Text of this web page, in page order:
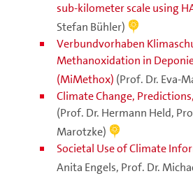
sub-kilometer scale using
Stefan Bühler)
Verbundvorhaben
Methanoxidation in
(MiMethox) (Prof. Dr. Eva-
Climate Change,
(Prof. Dr. Hermann Held,
Marotzke)
Societal Use of Climate
Anita Engels, Prof. Dr.